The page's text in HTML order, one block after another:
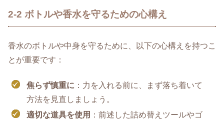
2-2 ボトルや香水を守るための心構え
香水のボトルや中身を守るために、以下の心構えを持つこ
とが重要です：
焦らず慎重に ：力を入れる前に、まず落ち着いて
方法を見直しましょう。
適切な道具を使用 ：前述した詰め替えツールやゴ